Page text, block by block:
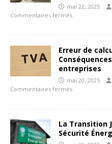
mai 22, 2025
Commentaires fermés
Erreur de
entreprises
mai 20, 2025
Commentaires fermés
La Transition
Sécurité